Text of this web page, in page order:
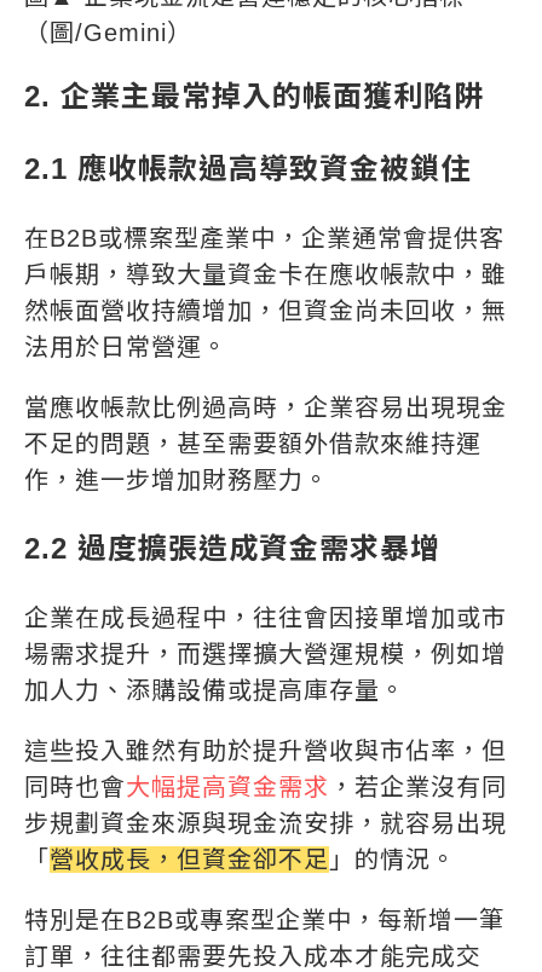
（圖/Gemini）
2. 企業主最常掉入的帳面獲利陷阱
2.1 應收帳款過高導致資金被鎖住
在B2B或標案型產業中，企業通常會提供客
戶帳期，導致大量資金卡在應收帳款中，雖
然帳面營收持續增加，但資金尚未回收，無
法用於日常營運。
當應收帳款比例過高時，企業容易出現現金
不足的問題，甚至需要額外借款來維持運
作，進一步增加財務壓力。
2.2 過度擴張造成資金需求暴增
企業在成長過程中，往往會因接單增加或市
場需求提升，而選擇擴大營運規模，例如增
加人力、添購設備或提高庫存量。
這些投入雖然有助於提升營收與市佔率，但
同時也會大幅提高資金需求 ，若企業沒有同
步規劃資金來源與現金流安排，就容易出現
「 營收成長，但資金卻不足 」的情況。
特別是在B2B或專案型企業中，每新增一筆
訂單，往往都需要先投入成本才能完成交